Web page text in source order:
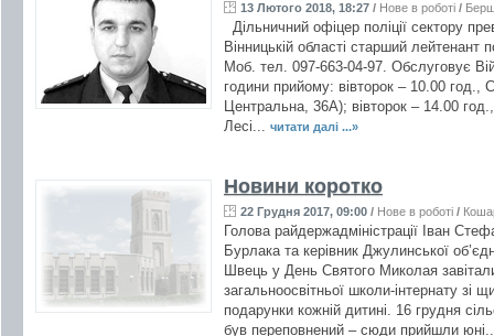
13 Лютого 2018, 18:27 / Нове в роботі /
Дільничний офіцер поліції сектору
Вінницькій області старший
Моб. тел. 097-663-04-97. Обслуговує
години прийому: вівторок – 10.00 год.,
Центральна, 36А); вівторок – 14.00
Лесі... читати далі ...»
Новини коротко
22 Грудня 2017, 09:00 / Нове в роботі /
Голова райдержадміністрації Іван
Бурлака та керівник Джулинської
Швець у День Святого Миколая
загальноосвітньої школи-інтернату зі
подарунки кожній дитині. 16 грудня
був переповнений – сюди прийшли